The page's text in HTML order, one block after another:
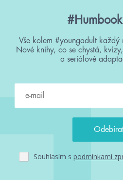
Vše kolem #youngadult každý
Nové knihy, co se chystá,
a seriálové
Souhlasím s podmínkami